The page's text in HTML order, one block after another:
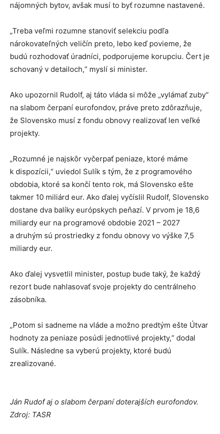
nájomných bytov, avšak musí to byť rozumne nastavené.
„Treba veľmi rozumne stanoviť selekciu podľa
nárokovateľných veličín preto, lebo keď povieme, že
budú rozhodovať úradníci, podporujeme korupciu. Čert je
schovaný v detailoch,“ myslí si minister.
Ako upozornil Rudolf, aj táto vláda si môže „vylámať zuby“
na slabom čerpaní eurofondov, práve preto zdôrazňuje,
že Slovensko musí z fondu obnovy realizovať len veľké
projekty.
„Rozumné je najskôr vyčerpať peniaze, ktoré máme
k dispozícii,“ uviedol Sulík s tým, že z programového
obdobia, ktoré sa končí tento rok, má Slovensko ešte
takmer 10 miliárd eur. Ako ďalej vyčíslil Rudolf, Slovensko
dostane dva balíky európskych peňazí. V prvom je 18,6
miliardy eur na programové obdobie 2021 – 2027
a druhým sú prostriedky z fondu obnovy vo výške 7,5
miliardy eur.
Ako ďalej vysvetlil minister, postup bude taký, že každý
rezort bude nahlasovať svoje projekty do centrálneho
zásobníka.
„Potom si sadneme na vláde a možno predtým ešte Útvar
hodnoty za peniaze posúdi jednotlivé projekty,“ dodal
Sulík. Následne sa vyberú projekty, ktoré budú
zrealizované.
Ján Rudof aj o slabom čerpaní doterajších eurofondov.
Zdroj: TASR